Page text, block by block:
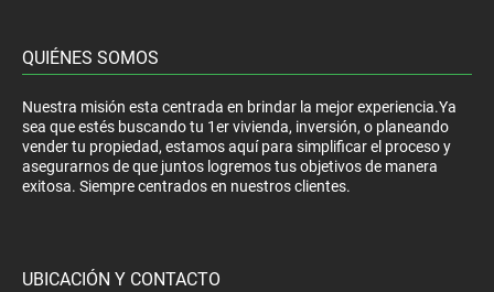
QUIÉNES SOMOS
Nuestra misión esta centrada en brindar la mejor experiencia.Ya
sea que estés buscando tu 1er vivienda, inversión, o planeando
vender tu propiedad, estamos aquí para simplificar el proceso y
asegurarnos de que juntos logremos tus objetivos de manera
exitosa. Siempre centrados en nuestros clientes.
UBICACIÓN Y CONTACTO